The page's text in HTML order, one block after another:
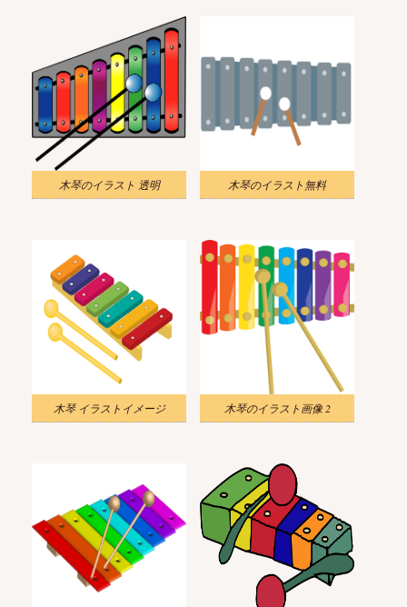
木琴のイラスト 透明 木琴のイラスト無料
木琴 イラストイメージ 木琴のイラスト画像 2